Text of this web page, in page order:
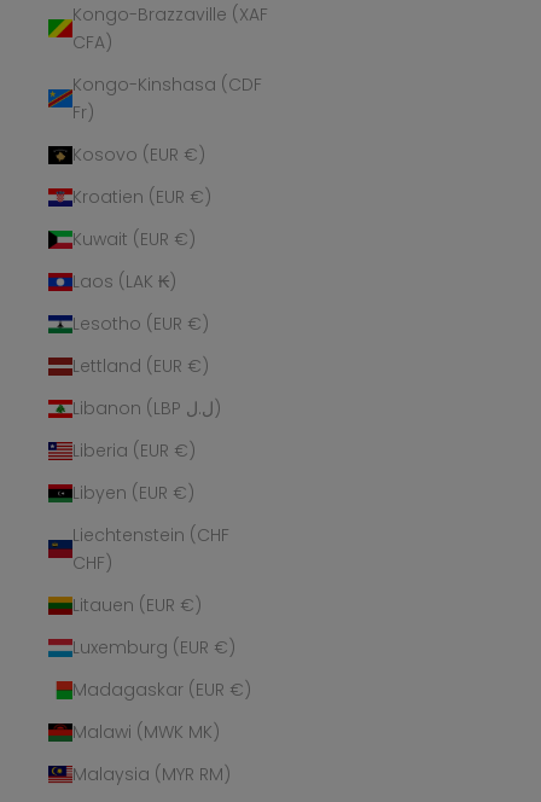
Kongo-Brazzaville (XAF
CFA)
Kongo-Kinshasa (CDF
Fr)
Kosovo (EUR €)
Kroatien (EUR €)
Kuwait (EUR €)
Laos (LAK ₭)
Lesotho (EUR €)
Lettland (EUR €)
Libanon (LBP ل.ل)
Liberia (EUR €)
Libyen (EUR €)
Liechtenstein (CHF
CHF)
Litauen (EUR €)
Luxemburg (EUR €)
Madagaskar (EUR €)
Malawi (MWK MK)
Malaysia (MYR RM)